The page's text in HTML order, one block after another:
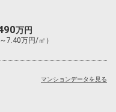
万円
7.40万円/㎡）
マンションデータを見る